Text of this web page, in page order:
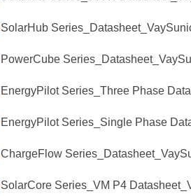
SolarHub
PowerCube
EnergyPilot Series_Three Phase
EnergyPilot Series_Single Phase
ChargeFlow
SolarCore Series_VM P4